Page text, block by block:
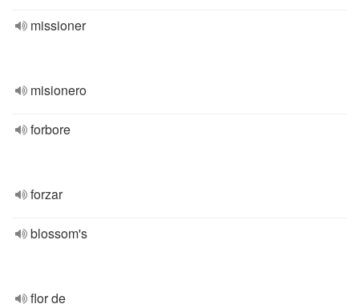
missioner
misionero
forbore
forzar
blossom's
flor de